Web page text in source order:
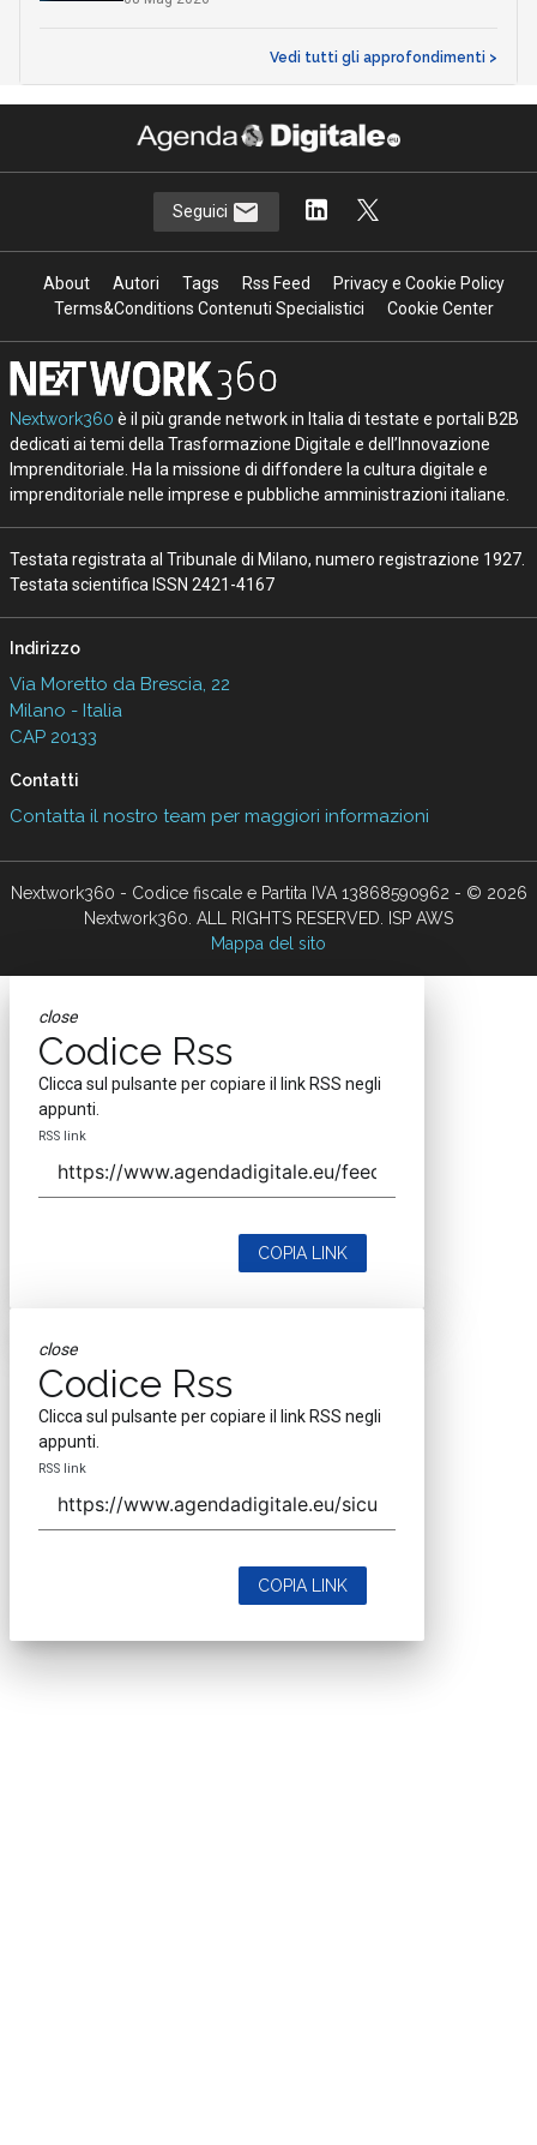
Vedi tutti gli approfondimenti >
Seguici
About Autori Tags Rss Feed
Privacy e Cookie Policy
Terms&Conditions Contenuti Specialistici
Cookie Center
Nextwork360 è il più grande network in Italia di testate e portali B2B
dedicati ai temi della Trasformazione Digitale e dell’Innovazione
Imprenditoriale. Ha la missione di diffondere la cultura digitale e
imprenditoriale nelle imprese e pubbliche amministrazioni italiane.
Testata registrata al Tribunale di Milano, numero registrazione 1927.
Testata scientifica ISSN 2421-4167
Indirizzo
Via Moretto da Brescia, 22
Milano - Italia
CAP 20133
Contatti
Contatta il nostro team per maggiori informazioni
Nextwork360 - Codice fiscale e Partita IVA 13868590962 - © 2026
Nextwork360. ALL RIGHTS RESERVED. ISP AWS
Mappa del sito
close
Codice Rss
Clicca sul pulsante per copiare il link RSS negli
appunti.
RSS link
COPIA LINK
close
Codice Rss
Clicca sul pulsante per copiare il link RSS negli
appunti.
RSS link
COPIA LINK